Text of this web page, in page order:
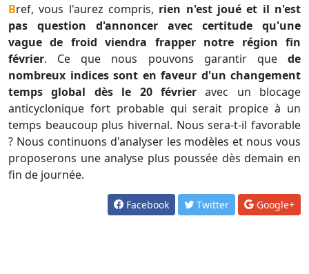
Bref, vous l'aurez compris, rien n'est joué et il n'est
pas question d'annoncer avec certitude qu'une
vague de froid viendra frapper notre région fin
février. Ce que nous pouvons garantir que de
nombreux indices sont en faveur d'un changement
temps global dès le 20 févrieravec un blocage
anticyclonique fort probable qui serait propice à un
temps beaucoup plus hivernal. Nous sera-t-il favorable
? Nous continuons d'analyser les modèles et nous vous
proposerons une analyse plus poussée dès demain en
fin de journée.
Facebook Twitter Google+